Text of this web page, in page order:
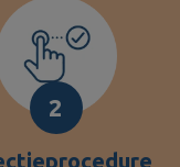
2